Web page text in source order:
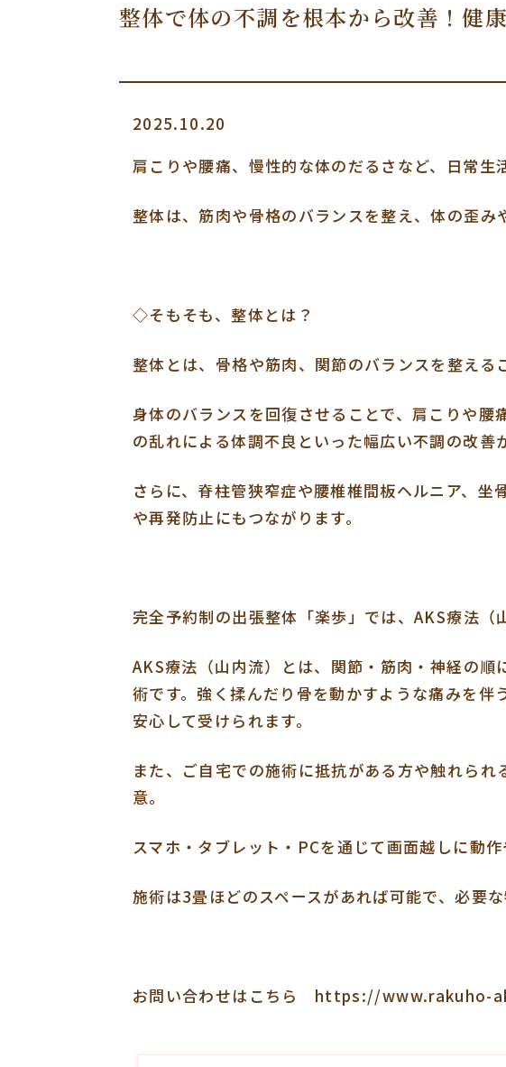
整体で体の不調を根本から改善！健
2025.10.20
肩こりや腰痛、慢性的な体のだるさなど、日常生
整体は、筋肉や骨格のバランスを整え、体の歪み
◇そもそも、整体とは？
整体とは、骨格や筋肉、関節のバランスを整える
身体のバランスを回復させることで、肩こりや
の乱れによる体調不良といった幅広い不調の改善
さらに、脊柱管狭窄症や腰椎椎間板ヘルニア、
や再発防止にもつながります。
完全予約制の出張整体「楽歩」では、AKS療法（
AKS療法（山内流）とは、関節・筋肉・神経の
術です。強く揉んだり骨を動かすような痛みを
安心して受けられます。
また、ご自宅での施術に抵抗がある方や触れら
意。
スマホ・タブレット・PCを通じて画面越しに動
施術は3畳ほどのスペースがあれば可能で、必要
お問い合わせはこちら https://